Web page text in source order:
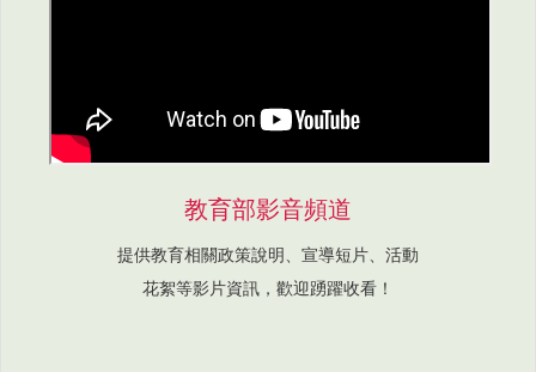
教育部影音頻道
提供教育相關政策說明、宣導短片、活動
花絮等影片資訊，歡迎踴躍收看！